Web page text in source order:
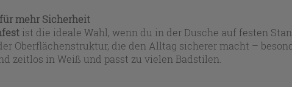
mehr Sicherheit
ist die ideale Wahl, wenn du in der Dusche auf festen
Oberflächenstruktur, die den Alltag sicherer macht –
zeitlos in Weiß und passt zu vielen Badstilen.